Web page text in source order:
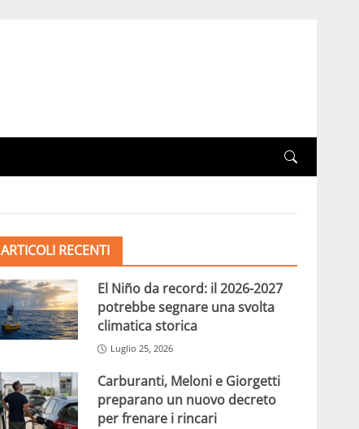
ARTICOLI RECENTI
El Niño da record: il 2026-2027
potrebbe segnare una svolta
climatica storica
Luglio 25, 2026
Carburanti, Meloni e Giorgetti
preparano un nuovo decreto
per frenare i rincari